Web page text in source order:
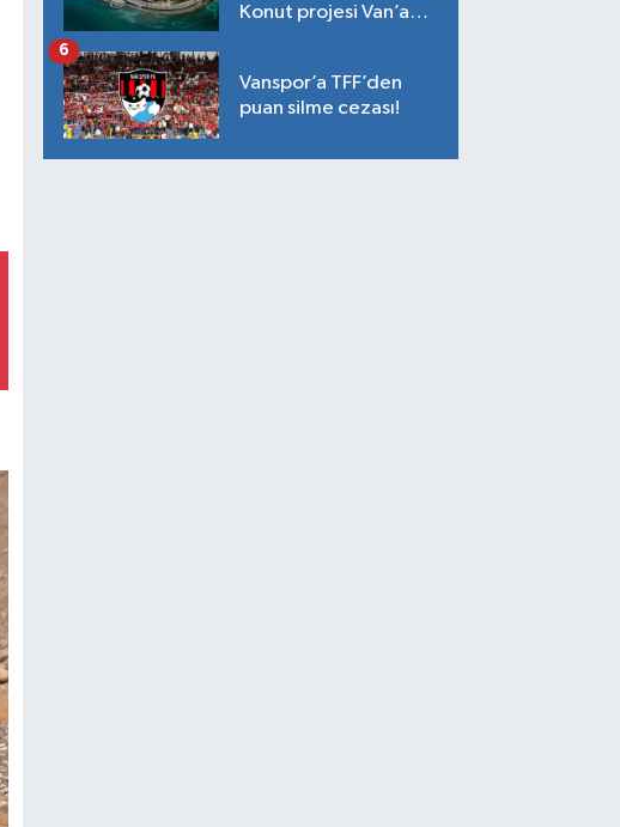
Konut projesi Van’a
Vanspor’a TFF’den
puan silme cezası!
6